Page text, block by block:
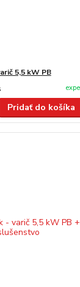
5,5 kW PB
Pridať do košíka